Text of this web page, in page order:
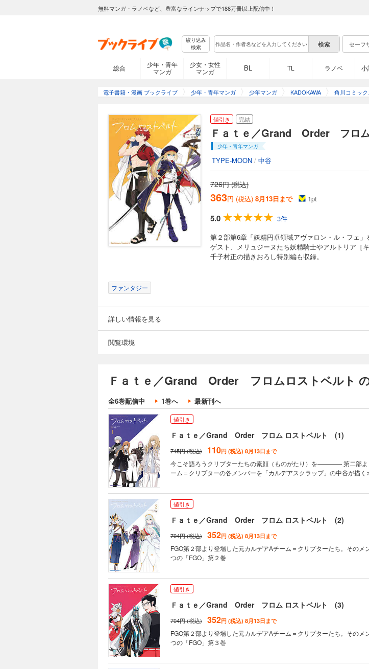
無料マンガ・ラノベなど、豊富なラインナップで188万冊以上配信中！
絞り込み
検索
セーフ
総合
少年・青年
マンガ
少女・女性
マンガ
BL TL ラノベ 小
電子書籍・漫画 ブックライブ 少年・青年マンガ 少年マンガ KADOKAWA 角川コミッ
値引き
完結
Ｆａｔｅ／Grand Order フロ
少年・青年マンガ
TYPE-MOON / 中谷
726円 (税込)
363円 (税込) 8月13日まで 1pt
5.0
3件
第２部第6章「妖精円卓領域アヴァロン・ル・フェ
ゲスト、メリュジーヌたち妖精騎士やアルトリア［
千子村正の描きおろし特別編も収録。
ファンタジー
詳しい情報を見る
閲覧環境
Ｆａｔｅ／Grand Order フロムロストベルト
全6巻配信中 1巻へ 最新刊へ
値引き
Ｆａｔｅ／Grand Order フロム ロストベルト (1)
715円 (税込) 110円 (税込) 8月13日まで
今こそ語ろうクリプターたちの素顔（ものがたり）を―――― 第二部よ
ーム＝クリプターの各メンバーを「カルデアスクラップ」の中谷が描く
値引き
Ｆａｔｅ／Grand Order フロム ロストベルト (2)
704円 (税込) 352円 (税込) 8月13日まで
FGO第２部より登場した元カルデアAチーム＝クリプターたち。その
つの「FGO」第２巻
値引き
Ｆａｔｅ／Grand Order フロム ロストベルト (3)
704円 (税込) 352円 (税込) 8月13日まで
FGO第２部より登場した元カルデアAチーム＝クリプターたち。その
つの「FGO」第３巻